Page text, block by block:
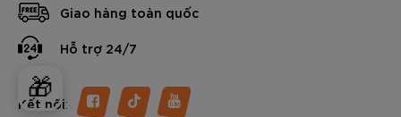
🎁
Giao hàng toàn quốc
Hỗ trợ 24/7
Kết nối: